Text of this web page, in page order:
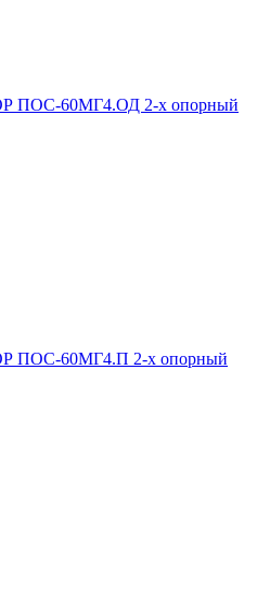
ПОС-60МГ4.ОД 2-х опорный
ПОС-60МГ4.П 2-х опорный